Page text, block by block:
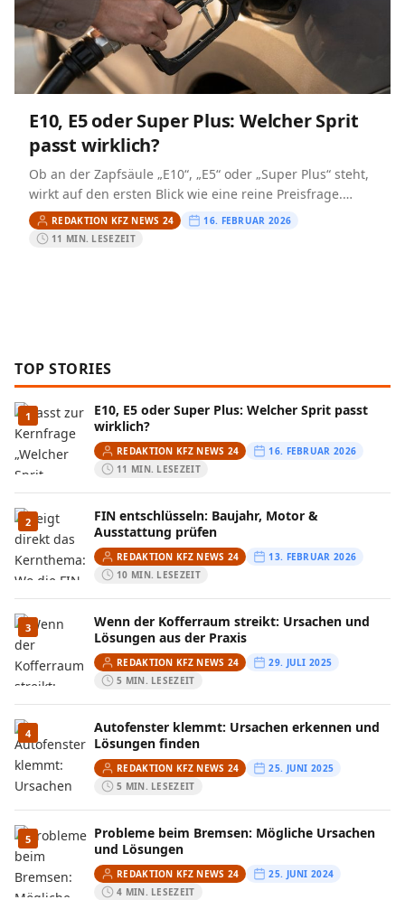
E10, E5 oder Super Plus: Welcher Sprit
passt wirklich?
Ob an der Zapfsäule „E10“, „E5“ oder „Super Plus“ steht,
wirkt auf den ersten Blick wie eine reine Preisfrage.
Technisch geht es jedoch um zwei…
REDAKTION KFZ NEWS 24
16. FEBRUAR 2026
11 MIN. LESEZEIT
TOP STORIES
1
E10, E5 oder Super Plus: Welcher Sprit passt
wirklich?
REDAKTION KFZ NEWS 24
16. FEBRUAR 2026
11 MIN. LESEZEIT
2
FIN entschlüsseln: Baujahr, Motor &
Ausstattung prüfen
REDAKTION KFZ NEWS 24
13. FEBRUAR 2026
10 MIN. LESEZEIT
3
Wenn der Kofferraum streikt: Ursachen und
Lösungen aus der Praxis
REDAKTION KFZ NEWS 24
29. JULI 2025
5 MIN. LESEZEIT
4
Autofenster klemmt: Ursachen erkennen und
Lösungen finden
REDAKTION KFZ NEWS 24
25. JUNI 2025
5 MIN. LESEZEIT
5
Probleme beim Bremsen: Mögliche Ursachen
und Lösungen
REDAKTION KFZ NEWS 24
25. JUNI 2024
4 MIN. LESEZEIT